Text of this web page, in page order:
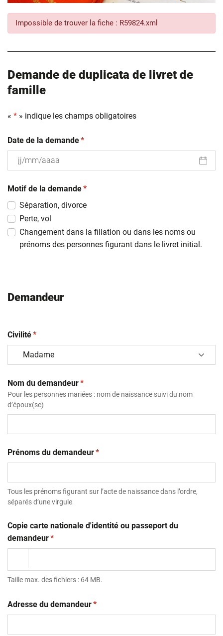
Impossible de trouver la fiche : R59824.xml
Demande de duplicata de livret de
famille
« * » indique les champs obligatoires
Date de la demande(obligatoire)
*
slash
MM
slash
AAAA
Motif de la demande(obligatoire)
*
Séparation, divorce
Perte, vol
Changement dans la filiation ou dans les noms ou
prénoms des personnes figurant dans le livret initial.
Demandeur
Civilité(obligatoire)
*
Nom du demandeur(obligatoire)
*
Pour les personnes mariées : nom de naissance suivi du nom
d’époux(se)
Prénoms du demandeur(obligatoire)
*
Tous les prénoms figurant sur l’acte de naissance dans l’ordre,
séparés d’une virgule
Copie carte nationale d'identité ou passeport du
demandeur(obligatoire)
*
Taille max. des fichiers : 64 MB.
Adresse du demandeur(obligatoire)
*